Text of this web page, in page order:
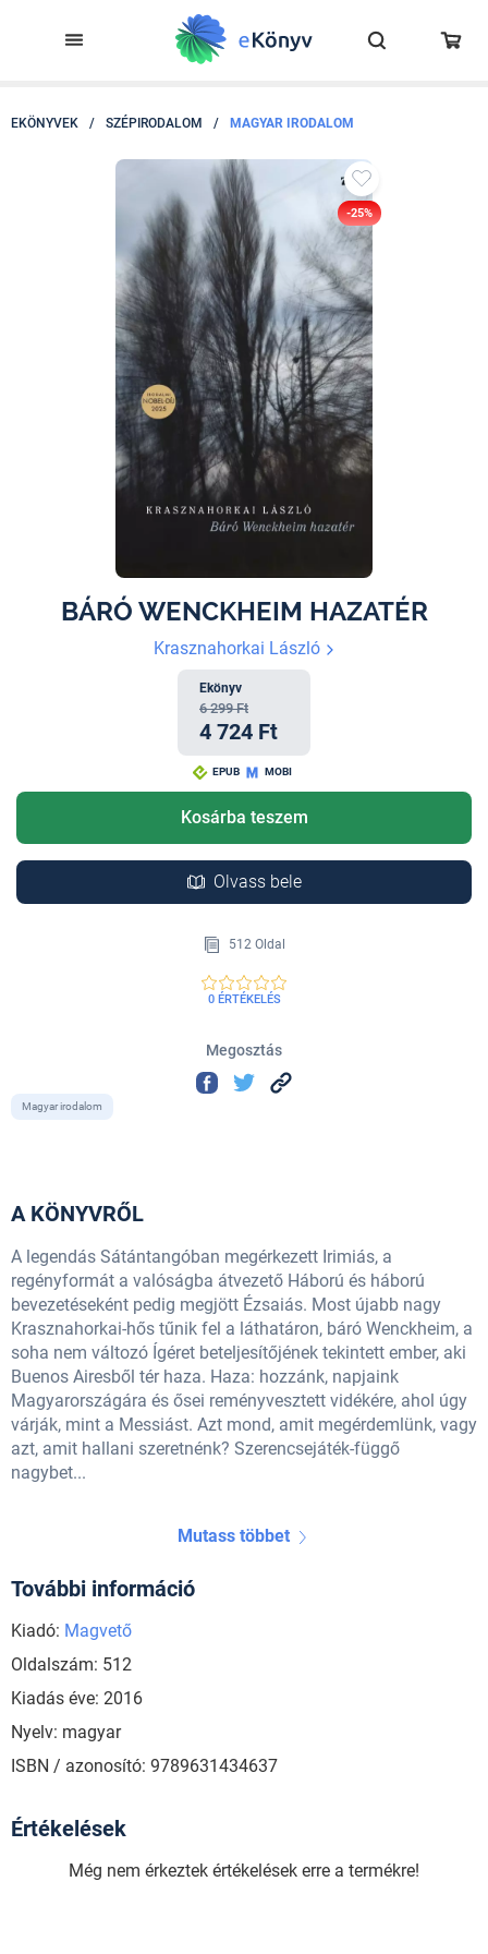
EKÖNYVEK / SZÉPIRODALOM / MAGYAR IRODALOM
-25%
BÁRÓ WENCKHEIM HAZATÉR
Krasznahorkai László
Ekönyv
6 299 Ft
4 724 Ft
EPUB MOBI
Kosárba teszem
Olvass bele
512 Oldal
0 ÉRTÉKELÉS
Megosztás
Magyar irodalom
A KÖNYVRŐL
A legendás Sátántangóban megérkezett Irimiás, a
regényformát a valóságba átvezető Háború és háború
bevezetéseként pedig megjött Ézsaiás. Most újabb nagy
Krasznahorkai-hős tűnik fel a láthatáron, báró Wenckheim, a
soha nem változó Ígéret beteljesítőjének tekintett ember, aki
Buenos Airesből tér haza. Haza: hozzánk, napjaink
Magyarországára és ősei reményvesztett vidékére, ahol úgy
várják, mint a Messiást. Azt mond, amit megérdemlünk, vagy
azt, amit hallani szeretnénk? Szerencsejáték-függő
nagybet...
Mutass többet
További információ
Kiadó: Magvető
Oldalszám: 512
Kiadás éve: 2016
Nyelv: magyar
ISBN / azonosító: 9789631434637
Értékelések
Még nem érkeztek értékelések erre a termékre!